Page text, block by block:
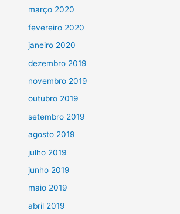
março 2020
fevereiro 2020
janeiro 2020
dezembro 2019
novembro 2019
outubro 2019
setembro 2019
agosto 2019
julho 2019
junho 2019
maio 2019
abril 2019